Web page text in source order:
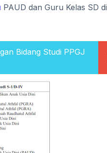
PAUD dan Guru Kelas SD di
Bidang Studi PPGJ